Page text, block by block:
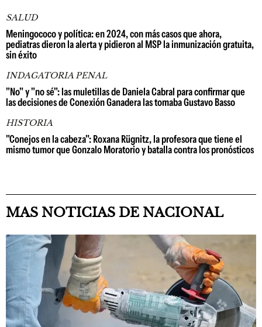
SALUD
Meningococo y política: en 2024, con más casos que ahora,
pediatras dieron la alerta y pidieron al MSP la inmunización gratuita,
sin éxito
INDAGATORIA PENAL
"No" y "no sé": las muletillas de Daniela Cabral para confirmar que
las decisiones de Conexión Ganadera las tomaba Gustavo Basso
HISTORIA
"Conejos en la cabeza": Roxana Rügnitz, la profesora que tiene el
mismo tumor que Gonzalo Moratorio y batalla contra los pronósticos
MAS NOTICIAS DE NACIONAL